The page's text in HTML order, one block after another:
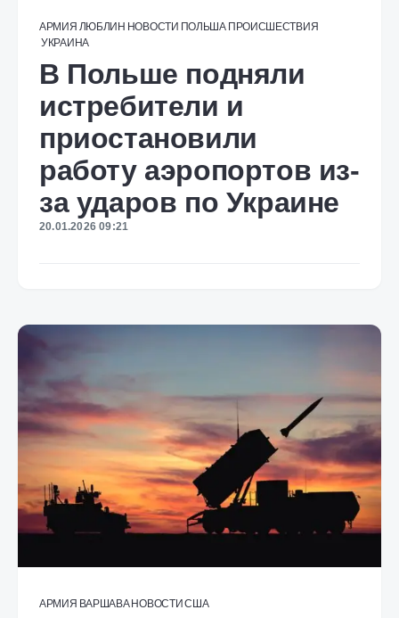
АРМИЯ ЛЮБЛИН НОВОСТИ ПОЛЬША ПРОИСШЕСТВИЯ
УКРАИНА
В Польше подняли
истребители и
приостановили
работу аэропортов из-
за ударов по Украине
20.01.2026 09:21
АРМИЯ ВАРШАВА НОВОСТИ США